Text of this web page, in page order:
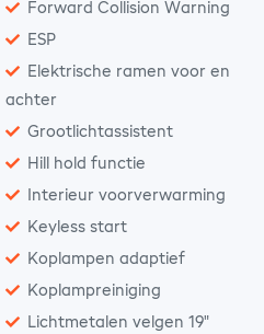
Forward Collision Warning
ESP
Elektrische ramen voor en
achter
Grootlichtassistent
Hill hold functie
Interieur voorverwarming
Keyless start
Koplampen adaptief
Koplampreiniging
Lichtmetalen velgen 19"